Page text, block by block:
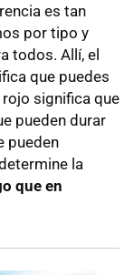
es tan
por tipo y
todos. Allí, el
que puedes
significa que
pueden durar
pueden
la
que en